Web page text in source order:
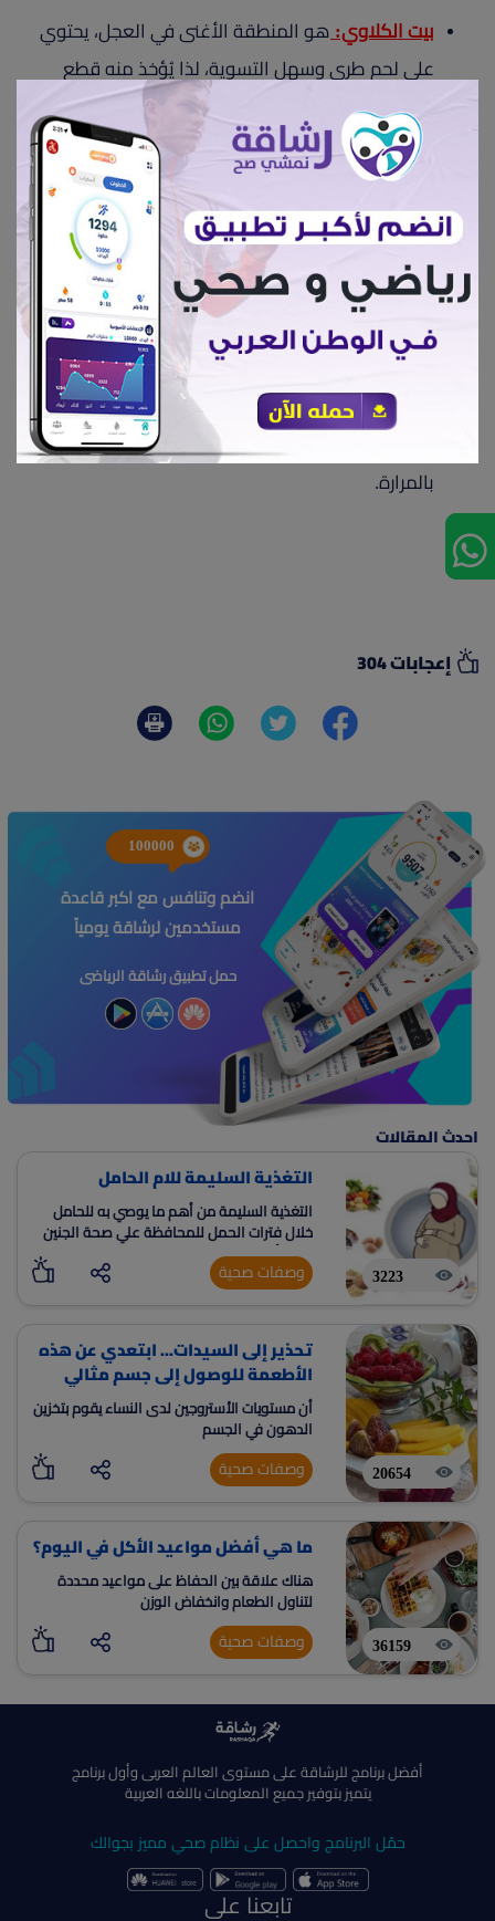
بيت الكلاوي: هو المنطقة الأغنى في العجل، يحتوي
على لحم طري وسهل التسوية، لذا يُؤخذ منه قطع
البوفتيك، والستيك والإنتركوت، ويمكن طبخه عن طريق
الشوي، أو القلي، أو التحمير، ولا يستهلك أبدًا وقتًا في
التسوية، ولذا غالبًا تكون هذه المنطقة هي الأغلى
سعرًا.
العكاوي:المقصود به ذيل العجل، وهو من قطع اللحم
الخشنة الغنية بالدهون والأنسجة الضامة، يكون ممتازًا
في الطواجن، لكنه شديد الدهنية، لذا قد يكون صعبًا
تناوله على البعض، كمن يعانون تصلب الشرايين، أو
ارتفاع الكوليسترول في الدم، أو من يعانون مشكلات
بالمرارة.
إعجابات 304
100000
انضم وتنافس مع اكبر قاعدة
مستخدمين لرشاقة يومياً
حمل تطبيق رشاقة الرياضى
احدث المقالات
3223
التغذية السليمة للام الحامل
التغذية السليمة من أهم ما يوصي به للحامل
خلال فترات الحمل للمحافظة علي صحة الجنين
والأم أيضا
وصفات صحية
20654
تحذير إلى السيدات... ابتعدي عن هذه
الأطعمة للوصول إلى جسم مثالي
أن مستويات الأستروجين لدى النساء يقوم بتخزين
الدهون في الجسم
وصفات صحية
36159
ما هي أفضل مواعيد الأكل في اليوم؟
هناك علاقة بين الحفاظ على مواعيد محددة
لتناول الطعام وانخفاض الوزن
وصفات صحية
أفضل برنامج للرشاقة على مستوى العالم العربى وأول برنامج
يتميز بتوفير جميع المعلومات باللغه العربية
حمّل البرنامج واحصل على نظام صحي مميز بجوالك
تابعنا على